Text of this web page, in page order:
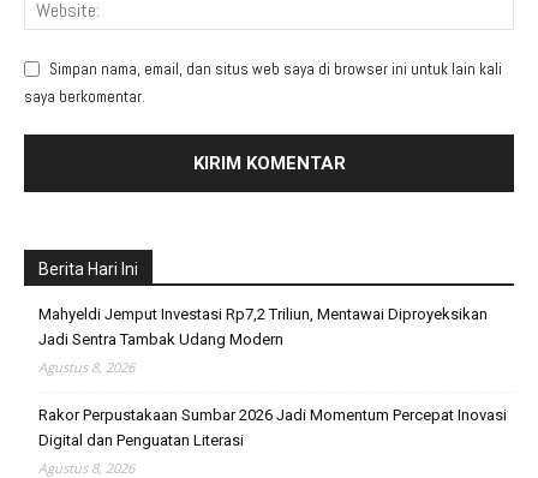
Simpan nama, email, dan situs web saya di browser ini untuk lain kali
saya berkomentar.
Berita Hari Ini
Mahyeldi Jemput Investasi Rp7,2 Triliun, Mentawai Diproyeksikan
Jadi Sentra Tambak Udang Modern
Agustus 8, 2026
Rakor Perpustakaan Sumbar 2026 Jadi Momentum Percepat Inovasi
Digital dan Penguatan Literasi
Agustus 8, 2026